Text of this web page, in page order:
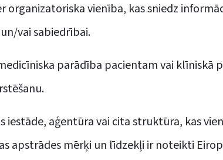
organizatoriska vienība, kas sniedz
vai sabiedrībai.
parādība pacientam vai
iestāde, aģentūra vai cita struktūra, kas
apstrādes mērķi un līdzekļi ir noteikti